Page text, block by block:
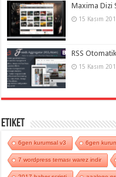
Maxima Dizi
15 Kasım
RSS
15 Kasım
Etiket
6gen kurumsal v3 6gen
7 wordpress teması warez indir